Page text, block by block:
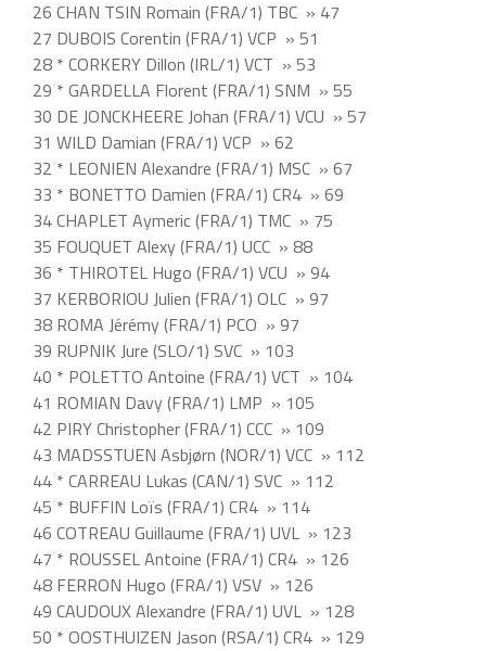
26 CHAN TSIN Romain (FRA/1) TBC » 47
27 DUBOIS Corentin (FRA/1) VCP » 51
28 * CORKERY Dillon (IRL/1) VCT » 53
29 * GARDELLA Florent (FRA/1) SNM » 55
30 DE JONCKHEERE Johan (FRA/1) VCU » 57
31 WILD Damian (FRA/1) VCP » 62
32 * LEONIEN Alexandre (FRA/1) MSC » 67
33 * BONETTO Damien (FRA/1) CR4 » 69
34 CHAPLET Aymeric (FRA/1) TMC » 75
35 FOUQUET Alexy (FRA/1) UCC » 88
36 * THIROTEL Hugo (FRA/1) VCU » 94
37 KERBORIOU Julien (FRA/1) OLC » 97
38 ROMA Jérémy (FRA/1) PCO » 97
39 RUPNIK Jure (SLO/1) SVC » 103
40 * POLETTO Antoine (FRA/1) VCT » 104
41 ROMIAN Davy (FRA/1) LMP » 105
42 PIRY Christopher (FRA/1) CCC » 109
43 MADSSTUEN Asbjørn (NOR/1) VCC » 112
44 * CARREAU Lukas (CAN/1) SVC » 112
45 * BUFFIN Loïs (FRA/1) CR4 » 114
46 COTREAU Guillaume (FRA/1) UVL » 123
47 * ROUSSEL Antoine (FRA/1) CR4 » 126
48 FERRON Hugo (FRA/1) VSV » 126
49 CAUDOUX Alexandre (FRA/1) UVL » 128
50 * OOSTHUIZEN Jason (RSA/1) CR4 » 129